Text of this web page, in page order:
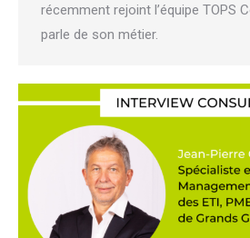
récemment rejoint l’équipe TOPS
parle de son métier.